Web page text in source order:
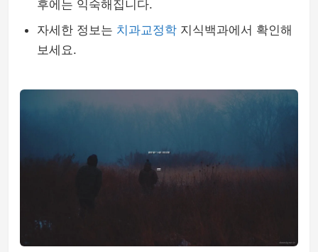
후에는 익숙해집니다.
자세한 정보는 치과교정학 지식백과에서 확인해
보세요.